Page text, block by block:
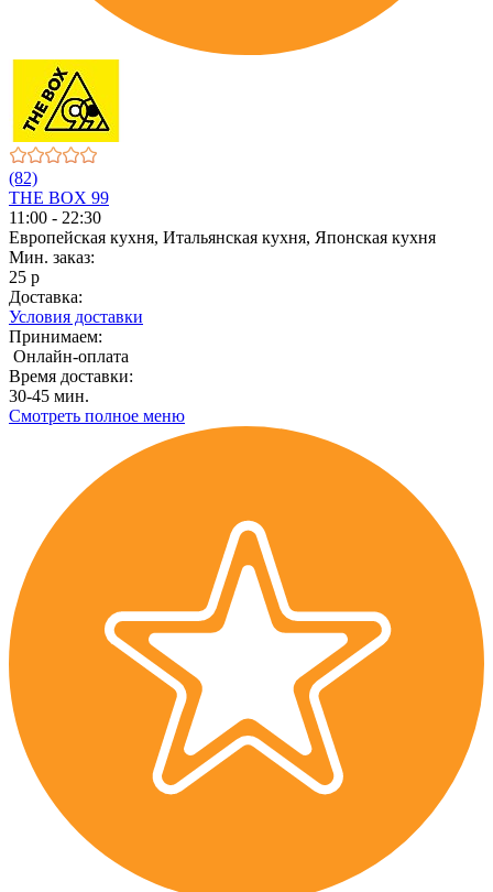
(82)
THE BOX 99
11:00 - 22:30
Европейская кухня, Итальянская кухня, Японская кухня
Мин. заказ:
25 р
Доставка:
Условия доставки
Принимаем:
Онлайн-оплата
Время доставки:
30-45 мин.
Смотреть полное меню